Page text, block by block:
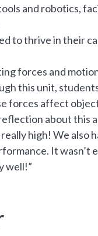
and robotics,
to thrive in their
forces and
this unit,
forces affect
about this
high! We also
It wasn’t
well!”